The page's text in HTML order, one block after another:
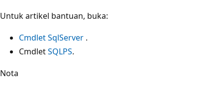
Untuk artikel bantuan, buka:
Cmdlet SqlServer .
CmdletSQLPS.
Nota